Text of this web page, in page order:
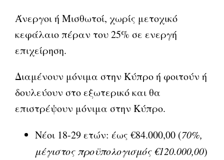
Άνεργοι ή Μισθωτοί, χωρίς μετοχικό
κεφάλαιο πέραν του 25% σε ενεργή
επιχείρηση.
Διαμένουν μόνιμα στην Κύπρο ή φοιτούν ή
δουλεύουν στο εξωτερικό και θα
επιστρέψουν μόνιμα στην Κύπρο.
Νέοι 18-29 ετών: έως €84.000,00 (70%,
μέγιστος προϋπολογισμός€120.000,00)